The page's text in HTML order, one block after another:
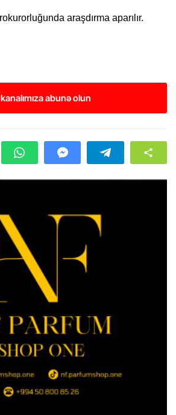
araşdırma aparılır.
abunə olun